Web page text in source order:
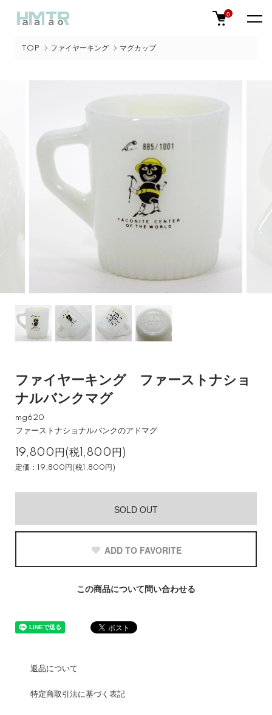
0
TOP ファイヤーキング マグカップ
ファイヤーキング ファーストナショ
ナルバンクマグ
mg620
ファーストナショナルバンクのアドマグ
19,800円(税1,800円)
定価：19,800円(税1,800円)
SOLD OUT
ADD TO FAVORITE
この商品について問い合わせる
返品について
特定商取引法に基づく表記